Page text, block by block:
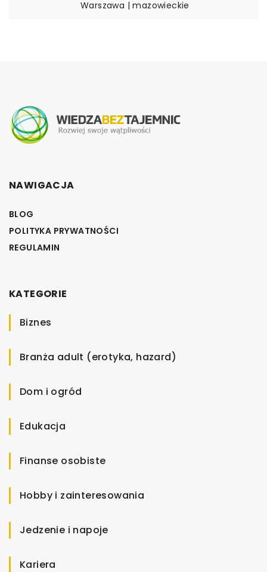
Warszawa | mazowieckie
NAWIGACJA
BLOG
POLITYKA PRYWATNOŚCI
REGULAMIN
KATEGORIE
Biznes
Branża adult (erotyka, hazard)
Dom i ogród
Edukacja
Finanse osobiste
Hobby i zainteresowania
Jedzenie i napoje
Kariera